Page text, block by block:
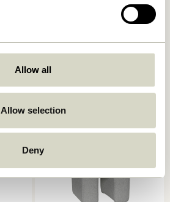
Allow all
Allow selection
Deny
Mochi Pouf
Sandfarben/ Multifarben
1.549,00
In den warenkorb